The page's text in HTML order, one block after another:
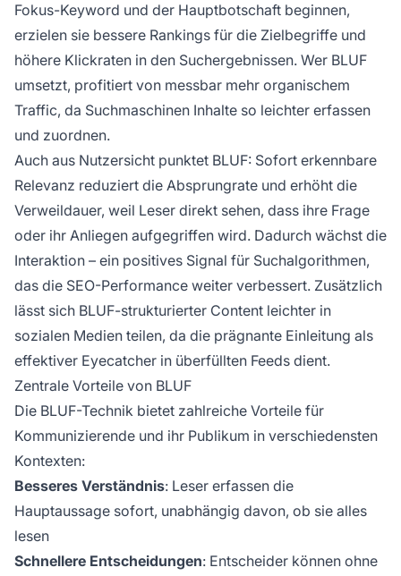
Fokus-Keyword und der Hauptbotschaft beginnen,
erzielen sie bessere Rankings für die Zielbegriffe und
höhere Klickraten in den Suchergebnissen. Wer BLUF
umsetzt, profitiert von messbar mehr organischem
Traffic, da Suchmaschinen Inhalte so leichter erfassen
und zuordnen.
Auch aus Nutzersicht punktet BLUF: Sofort erkennbare
Relevanz reduziert die Absprungrate und erhöht die
Verweildauer, weil Leser direkt sehen, dass ihre Frage
oder ihr Anliegen aufgegriffen wird. Dadurch wächst die
Interaktion – ein positives Signal für Suchalgorithmen,
das die SEO-Performance weiter verbessert. Zusätzlich
lässt sich BLUF-strukturierter Content leichter in
sozialen Medien teilen, da die prägnante Einleitung als
effektiver Eyecatcher in überfüllten Feeds dient.
Zentrale Vorteile von BLUF
Die BLUF-Technik bietet zahlreiche Vorteile für
Kommunizierende und ihr Publikum in verschiedensten
Kontexten:
Besseres Verständnis: Leser erfassen die
Hauptaussage sofort, unabhängig davon, ob sie alles
lesen
Schnellere Entscheidungen: Entscheider können ohne